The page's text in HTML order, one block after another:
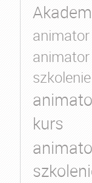
szkolenie
kurs